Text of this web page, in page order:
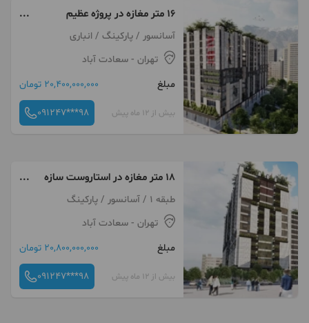
۱۶ متر مغازه در پروژه عظیم
استاروست سازه های جناب قربانی
آسانسور / پارکینگ / انباری
تهران - سعادت آباد
مبلغ
20,400,000,000 تومان
بیش از 12 ماه پیش 091247***98
۱۸ متر مغازه در استاروست سازه
های جناب قربانی
طبقه 1 / آسانسور / پارکینگ
تهران - سعادت آباد
مبلغ
20,800,000,000 تومان
بیش از 12 ماه پیش 091247***98